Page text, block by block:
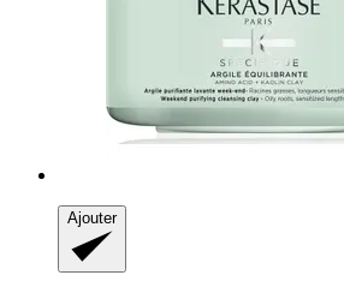
Ajouter